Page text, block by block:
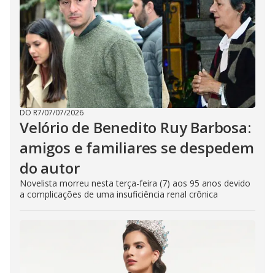
DO R7/07/07/2026
Velório de Benedito Ruy Barbosa:
amigos e familiares se despedem
do autor
Novelista morreu nesta terça-feira (7) aos 95 anos devido
a complicações de uma insuficiência renal crônica